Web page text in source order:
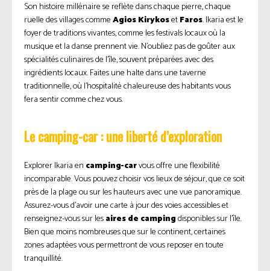
Son histoire millénaire se reflète dans chaque pierre, chaque
ruelle des villages commeAgios KirykosetFaros. Ikaria est le
foyer de traditions vivantes, comme les festivals locaux où la
musique et la danse prennent vie. N’oubliez pas de goûter aux
spécialités culinaires de l’île, souvent préparées avec des
ingrédients locaux. Faites une halte dans une taverne
traditionnelle, où l’hospitalité chaleureuse des habitants vous
fera sentir comme chez vous.
Le camping-car : une liberté d’exploration
Explorer Ikaria en camping-carvous offre une flexibilité
incomparable. Vous pouvez choisir vos lieux de séjour, que ce soit
près de la plage ou sur les hauteurs avec une vue panoramique.
Assurez-vous d’avoir une carte à jour des voies accessibles et
renseignez-vous sur lesaires de campingdisponibles sur l’île.
Bien que moins nombreuses que sur le continent, certaines
zones adaptées vous permettront de vous reposer en toute
tranquillité.